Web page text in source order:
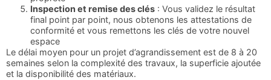
Inspection et remise des clés : Vous validez le résultat
final point par point, nous obtenons les attestations de
conformité et vous remettons les clés de votre nouvel
espace
Le délai moyen pour un projet d’agrandissement est de 8 à 20
semaines selon la complexité des travaux, la superficie ajoutée
et la disponibilité des matériaux.